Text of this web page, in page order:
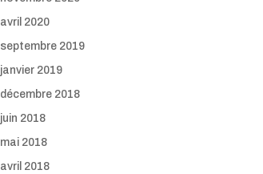
avril 2020
septembre 2019
janvier 2019
décembre 2018
juin 2018
mai 2018
avril 2018